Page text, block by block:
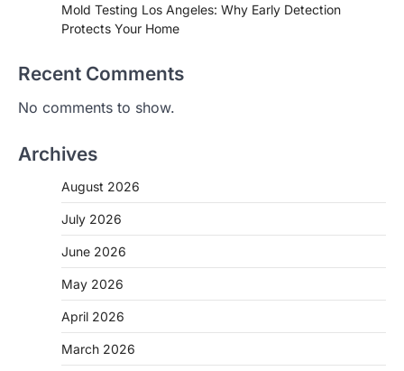
Mold Testing Los Angeles: Why Early Detection
Protects Your Home
Recent Comments
No comments to show.
Archives
August 2026
July 2026
June 2026
May 2026
April 2026
March 2026